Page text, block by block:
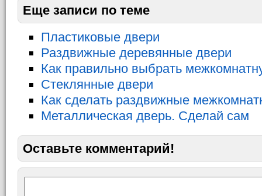
Еще записи по теме
Пластиковые двери
Раздвижные деревянные двери
Как правильно выбрать
Стеклянные двери
Как сделать раздвижные
Металлическая дверь. Сделай сам
Оставьте комментарий!